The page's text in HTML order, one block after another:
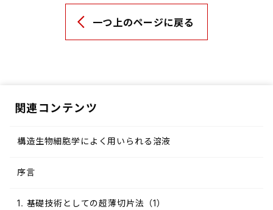
一つ上のページに戻る
関連コンテンツ
構造生物細胞学によく用いられる溶液
序言
1. 基礎技術としての超薄切片法（1）